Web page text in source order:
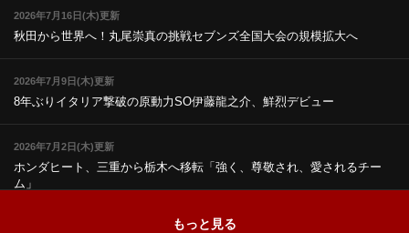
2026年7月16日(木)更新
秋田から世界へ！丸尾崇真の挑戦セブンズ全国大会の規模拡大へ
2026年7月9日(木)更新
8年ぶりイタリア撃破の原動力SO伊藤龍之介、鮮烈デビュー
2026年7月2日(木)更新
ホンダヒート、三重から栃木へ移転「強く、尊敬され、愛されるチー
ム」
もっと見る